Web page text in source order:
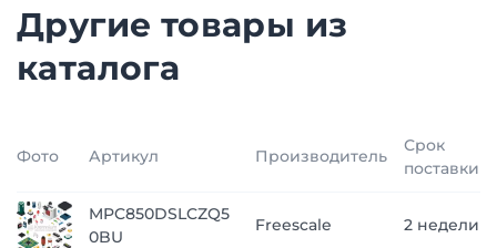
Другие товары из
каталога
Фото Артикул Производитель
Срок
поставки
MPC850DSLCZQ5
0BU
Freescale 2 недели